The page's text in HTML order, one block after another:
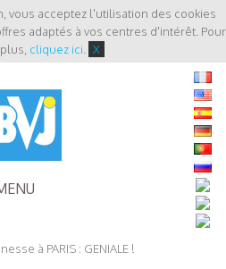
vous acceptez l'utilisation des cookies
adaptés à vos centres d'intérêt. Pour
cliquez ici X
à PARIS : GENIALE !